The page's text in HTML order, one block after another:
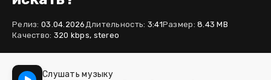
Релиз: 03.04.2026Длительность: 3:41Размер: 8.43 MB
Качество: 320 kbps, stereo
Слушать музыку